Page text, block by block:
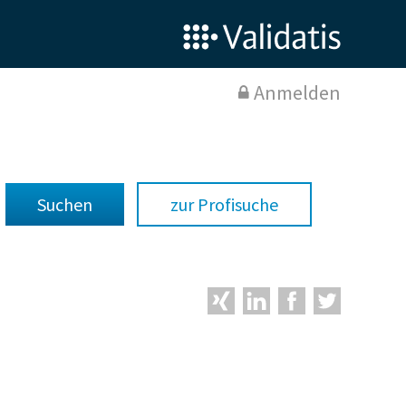
Anmelden
zur Profisuche